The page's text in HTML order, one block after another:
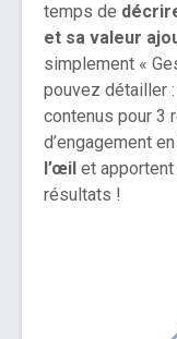
temps de
et sa valeur
simplement «
pouvez détailler
contenus pour 3
d’engagement
l’œil et
résultats !